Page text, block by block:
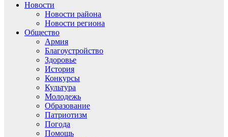
Новости
Новости района
Новости региона
Общество
Армия
Благоустройство
Здоровье
История
Конкурсы
Культура
Молодежь
Образование
Патриотизм
Погода
Помощь